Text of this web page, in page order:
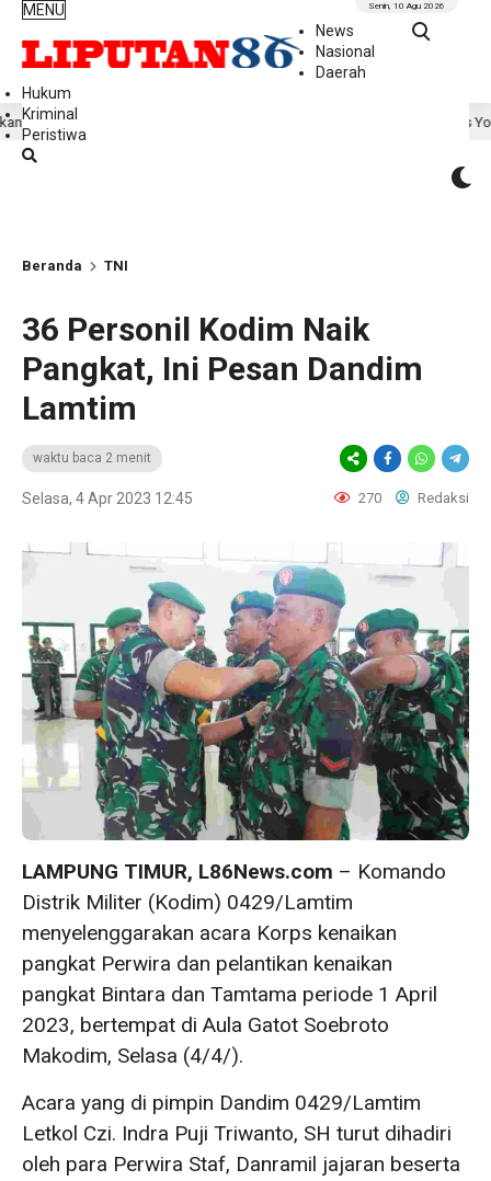
MENU Senin, 10 Agu 2026
News
Nasional
Daerah
Hukum
Kriminal
Peristiwa
81 Satu Tiang Satu Indonesia, Satgas Yonif 2
Beranda TNI
36 Personil Kodim Naik
Pangkat, Ini Pesan Dandim
Lamtim
waktu baca 2 menit
Selasa, 4 Apr 2023 12:45 270 Redaksi
LAMPUNG TIMUR, L86News.com – Komando
Distrik Militer (Kodim) 0429/Lamtim
menyelenggarakan acara Korps kenaikan
pangkat Perwira dan pelantikan kenaikan
pangkat Bintara dan Tamtama periode 1 April
2023, bertempat di Aula Gatot Soebroto
Makodim, Selasa (4/4/).
Acara yang di pimpin Dandim 0429/Lamtim
Letkol Czi. Indra Puji Triwanto, SH turut dihadiri
oleh para Perwira Staf, Danramil jajaran beserta